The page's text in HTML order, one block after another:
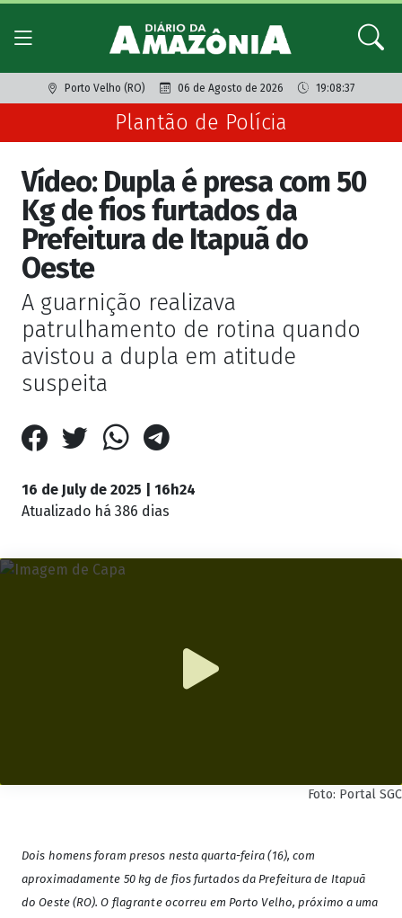
Porto Velho (RO) 06 de Agosto de 2026 19:08:37
Plantão de Polícia
Vídeo: Dupla é presa com 50
Kg de fios furtados da
Prefeitura de Itapuã do
Oeste
A guarnição realizava
patrulhamento de rotina quando
avistou a dupla em atitude
suspeita
16 de July de 2025 | 16h24
Atualizado há 386 dias
Foto: Portal SGC
Dois homens foram presos nesta quarta-feira (16), com
aproximadamente 50 kg de fios furtados da Prefeitura de Itapuã
do Oeste (RO). O flagrante ocorreu em Porto Velho, próximo a uma